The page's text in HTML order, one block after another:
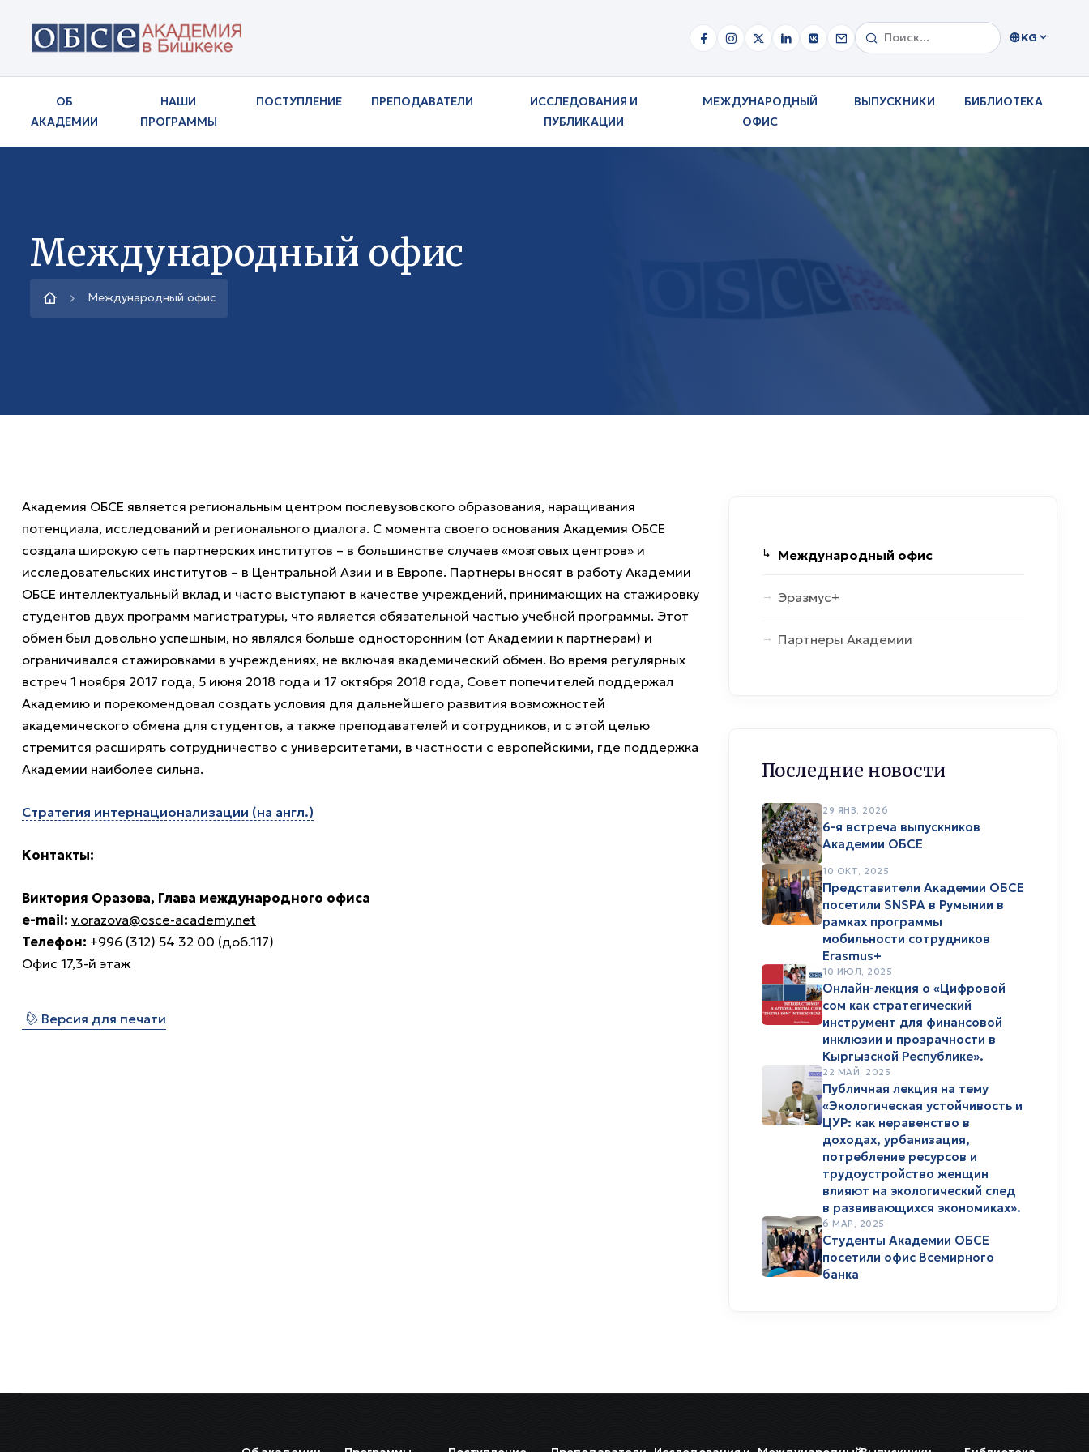
KG
ОБ
АКАДЕМИИ
НАШИ
ПРОГРАММЫ
ПОСТУПЛЕНИЕ ПРЕПОДАВАТЕЛИ
ИССЛЕДОВАНИЯ И
ПУБЛИКАЦИИ
МЕЖДУНАРОДНЫЙ
ОФИС
ВЫПУСКНИКИ БИБЛИОТЕКА
Международный офис
Международный офис
Академия ОБСЕ является региональным центром послевузовского образования, наращивания
потенциала, исследований и регионального диалога. С момента своего основания Академия ОБСЕ
создала широкую сеть партнерских институтов – в большинстве случаев «мозговых центров» и
исследовательских институтов – в Центральной Азии и в Европе. Партнеры вносят в работу Академии
ОБСЕ интеллектуальный вклад и часто выступают в качестве учреждений, принимающих на стажировку
студентов двух программ магистратуры, что является обязательной частью учебной программы. Этот
обмен был довольно успешным, но являлся больше односторонним (от Академии к партнерам) и
ограничивался стажировками в учреждениях, не включая академический обмен. Во время регулярных
встреч 1 ноября 2017 года, 5 июня 2018 года и 17 октября 2018 года, Совет попечителей поддержал
Академию и порекомендовал создать условия для дальнейшего развития возможностей
академического обмена для студентов, а также преподавателей и сотрудников, и с этой целью
стремится расширять сотрудничество с университетами, в частности с европейскими, где поддержка
Академии наиболее сильна.
Стратегия интернационализации (на англ.)
Контакты:
Виктория Оразова, Глава международного офиса
e-mail: v.orazova@osce-academy.net
Телефон: +996 (312) 54 32 00 (доб.117)
Офис 17,3-й этаж
⎙ Версия для печати
Международный офис
Эразмус+
Партнеры Академии
Последние новости
29 ЯНВ, 2026
6-я встреча выпускников
Академии ОБСЕ
10 ОКТ, 2025
Представители Академии ОБСЕ
посетили SNSPA в Румынии в
рамках программы
мобильности сотрудников
Erasmus+
10 ИЮЛ, 2025
Онлайн-лекция о «Цифровой
сом как стратегический
инструмент для финансовой
инклюзии и прозрачности в
Кыргызской Республике».
22 МАЙ, 2025
Публичная лекция на тему
«Экологическая устойчивость и
ЦУР: как неравенство в
доходах, урбанизация,
потребление ресурсов и
трудоустройство женщин
влияют на экологический след
в развивающихся экономиках».
6 МАР, 2025
Студенты Академии ОБСЕ
посетили офис Всемирного
банка